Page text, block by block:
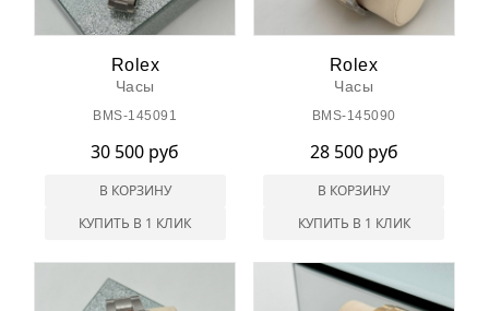
Rolex
Часы
BMS-145091
30 500 руб
В КОРЗИНУ
КУПИТЬ В 1 КЛИК
Rolex
Часы
BMS-145090
28 500 руб
В КОРЗИНУ
КУПИТЬ В 1 КЛИК